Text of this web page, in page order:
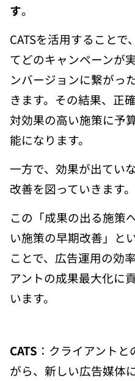
す。
CATSを活用すること
てどのキャンペーンが
ンバージョンに繋がっ
きます。その結果、正
対効果の高い施策に予
能になります。
一方で、効果が出てい
改善を図っていきます。
この「成果の出る施策
い施策の早期改善」と
ことで、広告運用の効
アントの成果最大化に
います。
CATS ：クライアント
がら、新しい広告媒体